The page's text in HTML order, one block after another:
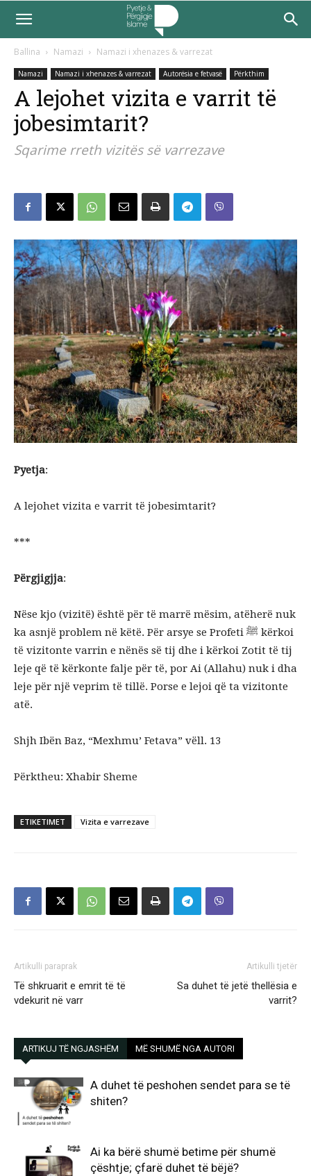
Ballina Namazi Namazi i xhenazes & varrezat
Namazi Namazi i xhenazes & varrezat Autorësia e fetvasë Përkthim
A lejohet vizita e varrit të
jobesimtarit?
Sqarime rreth vizitës së varrezave
Pyetja:
A lejohet vizita e varrit të jobesimtarit?
***
Përgjigjja:
Nëse kjo (vizitë) është për të marrë mësim, atëherë nuk
ka asnjë problem në këtë. Për arsye se Profeti ﷺ kërkoi
të vizitonte varrin e nënës së tij dhe i kërkoi Zotit të tij
leje që të kërkonte falje për të, por Ai (Allahu) nuk i dha
leje për një veprim të tillë. Porse e lejoi që ta vizitonte
atë.
Shjh Ibën Baz, “Mexhmu’ Fetava” vëll. 13
Përktheu: Xhabir Sheme
ETIKETIMET Vizita e varrezave
Artikulli paraprak
Të shkruarit e emrit të të
vdekurit në varr
Artikulli tjetër
Sa duhet të jetë thellësia e
varrit?
ARTIKUJ TË NGJASHËM MË SHUMË NGA AUTORI
A duhet të peshohen sendet para se të
shiten?
Ai ka bërë shumë betime për shumë
çështje; çfarë duhet të bëjë?